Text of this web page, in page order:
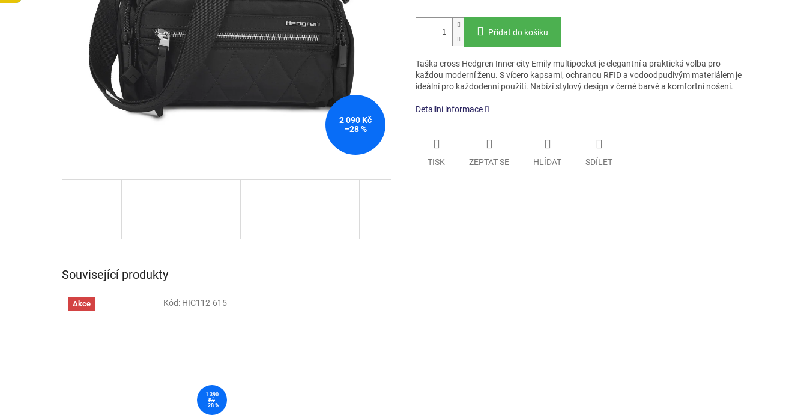
2 090 Kč
–28 %
Přidat do košíku
Taška cross Hedgren Inner city Emily multipocket je elegantní a praktická volba pro
každou moderní ženu. S vícero kapsami, ochranou RFID a vodoodpudivým materiálem je
ideální pro každodenní použití. Nabízí stylový design v černé barvě a komfortní nošení.
Detailní informace
TISK ZEPTAT SE HLÍDAT SDÍLET
Související produkty
Akce
1 390
Kč
–28 %
Kód: HIC112-615